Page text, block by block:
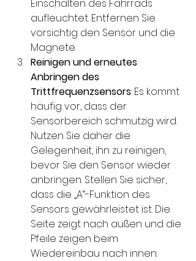
Einschalten des Fahrrads
aufleuchtet. Entfernen Sie
vorsichtig den Sensor und die
Magnete.
Reinigen und erneutes
Anbringen des
Trittfrequenzsensors: Es kommt
häufig vor, dass der
Sensorbereich schmutzig wird.
Nutzen Sie daher die
Gelegenheit, ihn zu reinigen,
bevor Sie den Sensor wieder
anbringen. Stellen Sie sicher,
dass die „A“-Funktion des
Sensors gewährleistet ist. Die
Seite zeigt nach außen und die
Pfeile zeigen beim
Wiedereinbau nach innen.